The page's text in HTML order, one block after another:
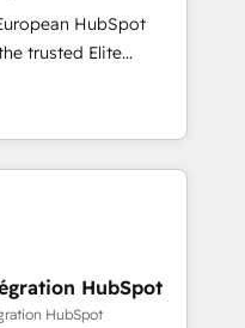
services using
Platform
in HubSpot.
HubSpot
you a roadmap on
Commercial
we
and minimize
expertise to
an experienced
companies in
HubSpot
HubSpot